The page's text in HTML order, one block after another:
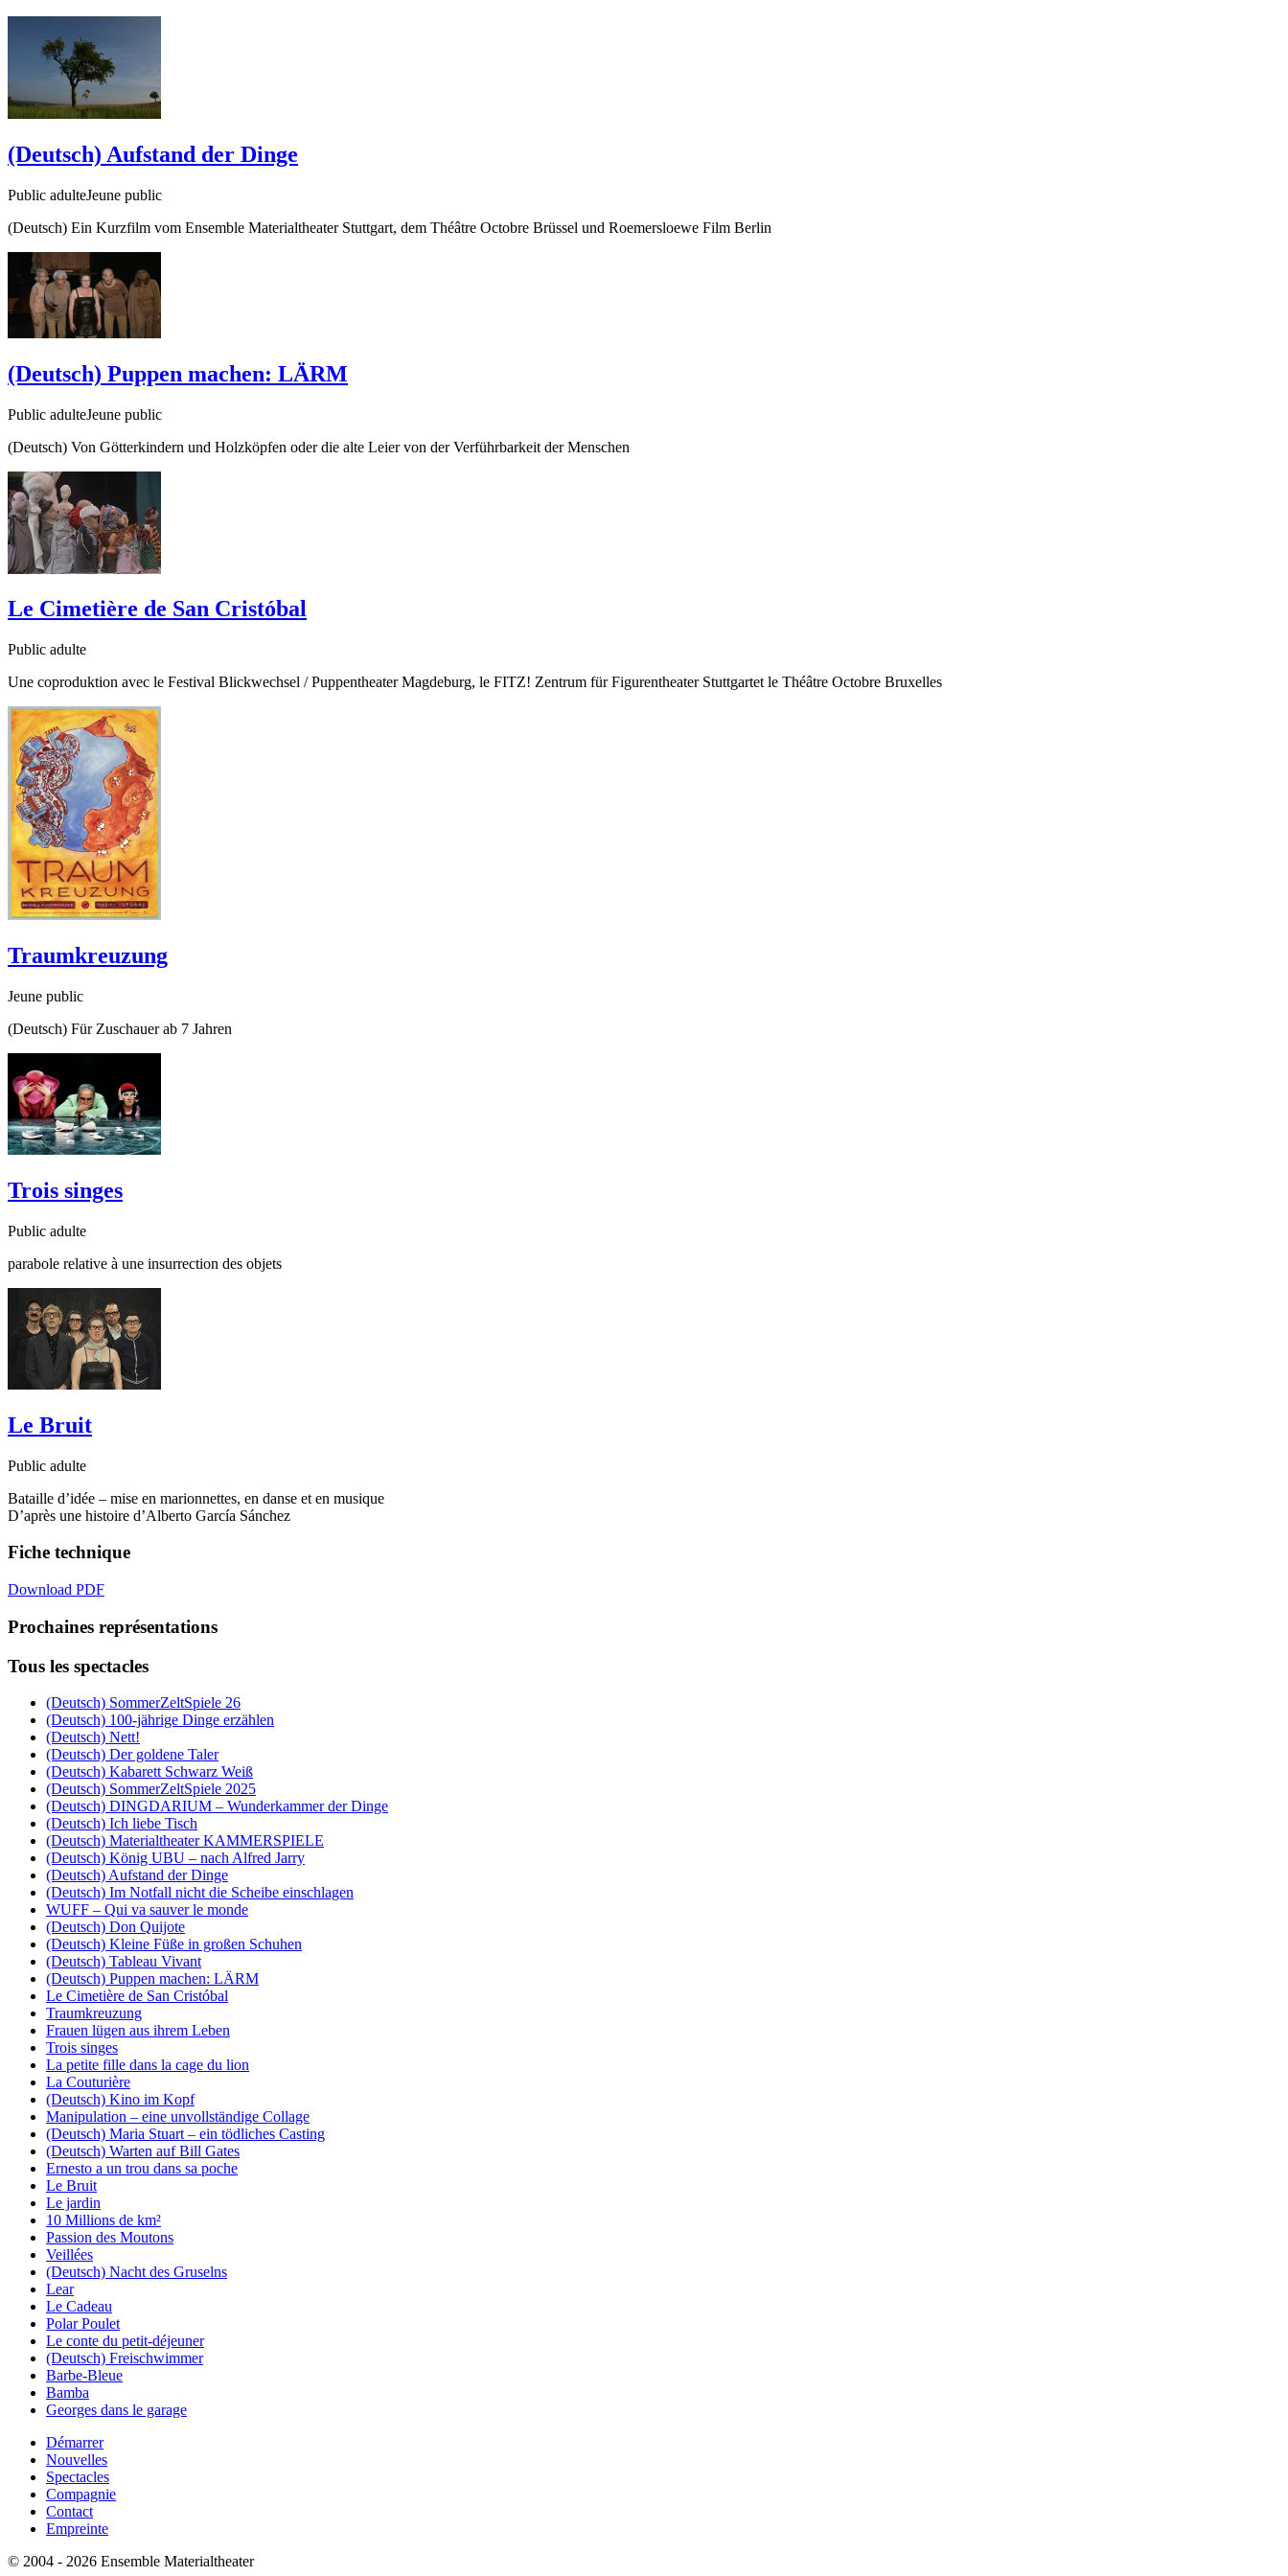
(Deutsch) Aufstand der Dinge
Public adulteJeune public
(Deutsch) Ein Kurzfilm vom Ensemble Materialtheater Stuttgart, dem Théâtre Octobre Brüssel und Roemersloewe Film Berlin
(Deutsch) Puppen machen: LÄRM
Public adulteJeune public
(Deutsch) Von Götterkindern und Holzköpfen oder die alte Leier von der Verführbarkeit der Menschen
Le Cimetière de San Cristóbal
Public adulte
Une coproduktion avec le Festival Blickwechsel / Puppentheater Magdeburg, le FITZ! Zentrum für Figurentheater Stuttgartet le Théâtre Octobre Bruxelles
Traumkreuzung
Jeune public
(Deutsch) Für Zuschauer ab 7 Jahren
Trois singes
Public adulte
parabole relative à une insurrection des objets
Le Bruit
Public adulte
Bataille d’idée – mise en marionnettes, en danse et en musique
D’après une histoire d’Alberto García Sánchez
Fiche technique
Download PDF
Prochaines représentations
Tous les spectacles
(Deutsch) SommerZeltSpiele 26
(Deutsch) 100-jährige Dinge erzählen
(Deutsch) Nett!
(Deutsch) Der goldene Taler
(Deutsch) Kabarett Schwarz Weiß
(Deutsch) SommerZeltSpiele 2025
(Deutsch) DINGDARIUM – Wunderkammer der Dinge
(Deutsch) Ich liebe Tisch
(Deutsch) Materialtheater KAMMERSPIELE
(Deutsch) König UBU – nach Alfred Jarry
(Deutsch) Aufstand der Dinge
(Deutsch) Im Notfall nicht die Scheibe einschlagen
WUFF – Qui va sauver le monde
(Deutsch) Don Quijote
(Deutsch) Kleine Füße in großen Schuhen
(Deutsch) Tableau Vivant
(Deutsch) Puppen machen: LÄRM
Le Cimetière de San Cristóbal
Traumkreuzung
Frauen lügen aus ihrem Leben
Trois singes
La petite fille dans la cage du lion
La Couturière
(Deutsch) Kino im Kopf
Manipulation – eine unvollständige Collage
(Deutsch) Maria Stuart – ein tödliches Casting
(Deutsch) Warten auf Bill Gates
Ernesto a un trou dans sa poche
Le Bruit
Le jardin
10 Millions de km²
Passion des Moutons
Veillées
(Deutsch) Nacht des Gruselns
Lear
Le Cadeau
Polar Poulet
Le conte du petit-déjeuner
(Deutsch) Freischwimmer
Barbe-Bleue
Bamba
Georges dans le garage
Démarrer
Nouvelles
Spectacles
Compagnie
Contact
Empreinte
© 2004 - 2026 Ensemble Materialtheater